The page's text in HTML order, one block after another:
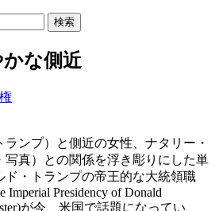
かな側近
ランプ）と側近の女性、ナタリー・
写真）との関係を浮き彫りにした単
ド・トランプの帝王的な大統領職
Imperial Presidency of Donald
が今、米国で話題になってい